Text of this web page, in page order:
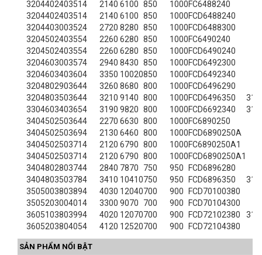
3204402403514 2140 6100 850 1000FC6488240
3204402403514 2140 6100 850 1000FCD6488240
3204403003524 2720 8280 850 1000FCD6488300
3204502403554 2260 6280 850 1000FC6490240
3204502403554 2260 6280 850 1000FCD6490240
3204603003574 2940 8430 850 1000FCD6492300
3204603403604 3350 10020850 1000FCD6492340
3204802903644 3260 8680 800 1000FCD6496290
3204803503644 3210 9140 800 1000FCD6496350
3304603403654 3190 9820 800 1000FCD6692340
3404502503644 2270 6630 800 1000FC6890250
3404502503694 2130 6460 800 1000FCD6890250A
3404502503714 2120 6790 800 1000FC6890250A1
3404502503714 2120 6790 800 1000FCD6890250A1
3404802803744 2840 7870 750 950
FCD6896280
3404803503784 3410 10410750 950 FCD6896350
3505003803894 4030 12040700 900
FCD70100380
3505203004014 3300 9070 700 900
FCD70104300
3605103803994 4020 12070700 900 FCD72102380
3605203804054 4120 12520700 900 FCD72104380
SẢN PHẨM NỔI BẬT